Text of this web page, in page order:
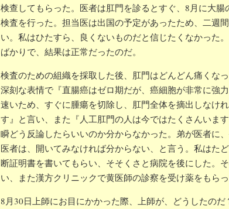
検查してもらった。医者は肛門を診るとすぐ、8月に大
検査を行った。担当医は出国の予定があったため、二週
い。私はひたすら、良くないものだと信じたくなかった
ばかりで、結果は正常だったのだ。
検査のための組織を採取した後、肛門はどんどん痛くな
深刻な表情で『直腸癌はゼロ期だが、癌細胞が非常に強
速いため、すぐに腫瘍を切除し、肛門全体を摘出しなけ
す』と言い、また『人工肛門の人は今ではたくさんいま
瞬どう反論したらいいのか分からなかった。弟が医者に
医者は、開いてみなければ分からない、と言う。私はた
断証明書を書いてもらい、そそくさと病院を後にした。
い、また漢方クリニックで黄医師の診察を受け薬をもらっ
8月30日上師にお目にかかった際、上師が、どうしたの